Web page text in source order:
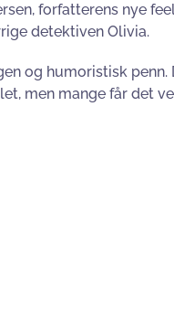
forfatterens nye
detektiven Olivia.
og humoristisk penn.
men mange får det